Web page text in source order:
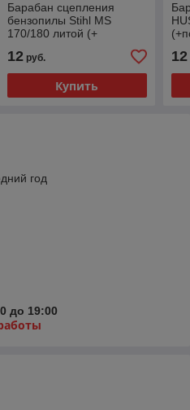
Барабан сцепления
бензопилы Stihl MS
170/180 литой (+
12руб.
Купить
12
год
до 19:00